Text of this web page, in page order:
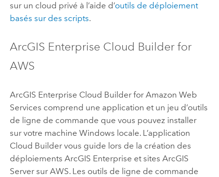
sur un cloud privé à l’aide d’outils de déploiement
basés sur des scripts.
ArcGIS Enterprise Cloud Builder for
AWS
ArcGIS Enterprise Cloud Builder for Amazon Web
Services comprend une application et un jeu d’outils
de ligne de commande que vous pouvez installer
sur votre machine Windows locale. L’application
Cloud Buildervous guide lors de la création des
déploiements ArcGIS Enterprise et sites ArcGIS
Serversur AWS. Les outils de ligne de commande